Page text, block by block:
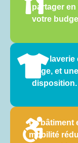
partager
votre
Une
linge, et
disposition.
Le bâtiment
mobilité